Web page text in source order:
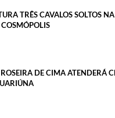
TRÊS CAVALOS SOLTOS
DE CIMA ATENDERÁ